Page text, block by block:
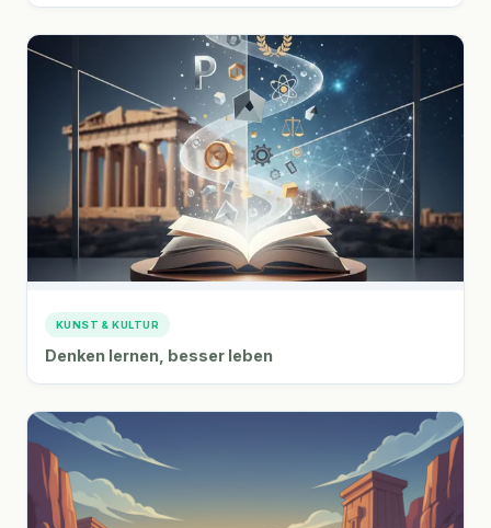
KUNST & KULTUR
Denken lernen, besser leben